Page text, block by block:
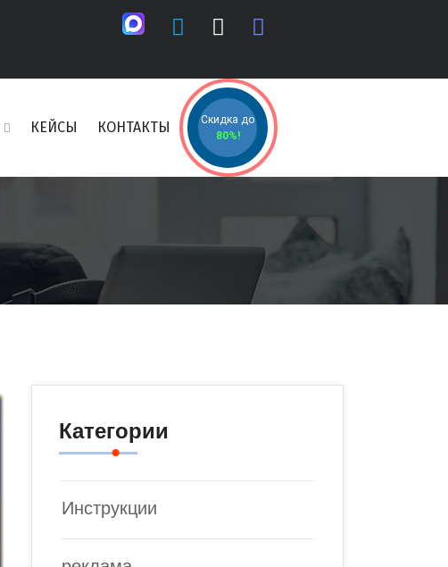
КЕЙСЫ КОНТАКТЫ
Скидка до
80%!
Категории
Инструкции